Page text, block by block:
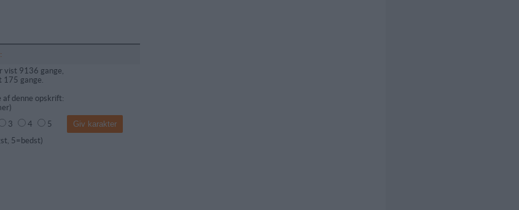
vist 9136 gange,
175 gange.
af denne opskrift:
3 4
5
5=bedst)